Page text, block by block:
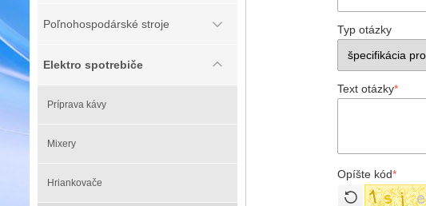
Poľnohospodárské stroje
Elektro spotrebiče
Príprava kávy
Mixery
Hriankovače
Typ otázky
Text otázky*
Opíšte kód*